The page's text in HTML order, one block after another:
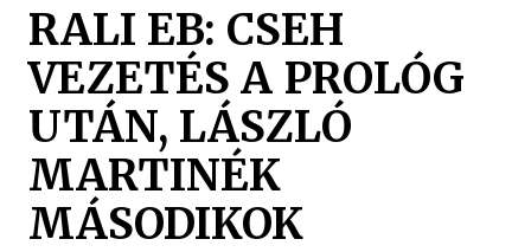
RALI EB: CSEH
VEZETÉS A PROLÓG
UTÁN, LÁSZLÓ
MARTINÉK
MÁSODIKOK